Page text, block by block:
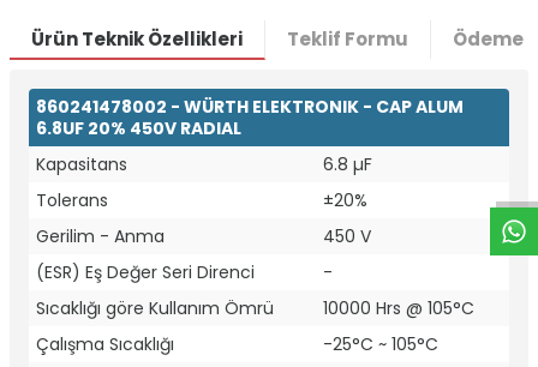
W
h
t
a
p
p
D
e
s
e
H
a
t
t
Ürün Teknik Özellikleri Teklif Formu Ödeme
860241478002 - WÜRTH ELEKTRONIK - CAP ALUM
6.8UF 20% 450V RADIAL
Kapasitans
6.8 µF
Tolerans
±20%
Gerilim - Anma
450 V
(ESR) Eş Değer Seri Direnci
-
Sıcaklığı göre Kullanım Ömrü
10000 Hrs @ 105°C
Çalışma Sıcaklığı
-25°C ~ 105°C